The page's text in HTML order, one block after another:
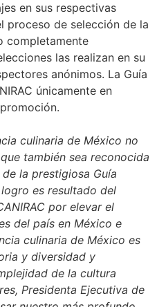
en sus respectivas
proceso de selección de la
completamente
las realizan en su
anónimos. La Guía
únicamente en
culinaria de México no
también sea reconocida
la prestigiosa Guía
es resultado del
por elevar el
del país en México e
culinaria de México es
y diversidad y
de la cultura
Presidenta Ejecutiva de